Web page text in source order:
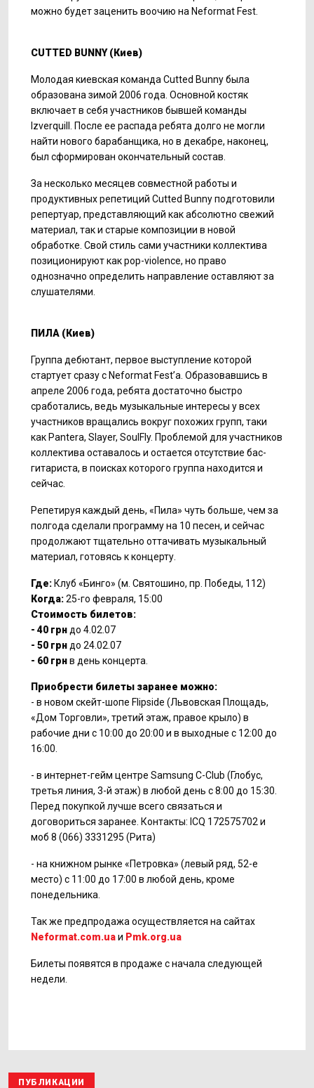
можно будет заценить воочию на Neformat Fest.
CUTTED BUNNY (Киев)
Молодая киевская команда Cutted Bunny была
образована зимой 2006 года. Основной костяк
включает в себя участников бывшей команды
Izverquill. После ее распада ребята долго не могли
найти нового барабанщика, но в декабре, наконец,
был сформирован окончательный состав.
За несколько месяцев совместной работы и
продуктивных репетиций Cutted Bunny подготовили
репертуар, представляющий как абсолютно свежий
материал, так и старые композиции в новой
обработке. Свой стиль сами участники коллектива
позиционируют как pop-violence, но право
однозначно определить направление оставляют за
слушателями.
ПИЛА (Киев)
Группа дебютант, первое выступление которой
стартует сразу с Neformat Fest’a. Образовавшись в
апреле 2006 года, ребята достаточно быстро
сработались, ведь музыкальные интересы у всех
участников вращались вокруг похожих групп, таки
как Pantera, Slayer, SoulFly. Проблемой для участников
коллектива оставалось и остается отсутствие бас-
гитариста, в поисках которого группа находится и
сейчас.
Репетируя каждый день, «Пила» чуть больше, чем за
полгода сделали программу на 10 песен, и сейчас
продолжают тщательно оттачивать музыкальный
материал, готовясь к концерту.
Где: Клуб «Бинго» (м. Святошино, пр. Победы, 112)
Когда:25-го февраля, 15:00
Стоимость билетов:
- 40 грн до 4.02.07
- 50 грн до 24.02.07
- 60 грнв день концерта.
Приобрести билеты заранее можно:
- в новом скейт-шопе Flipside (Львовская Площадь,
«Дом Торговли», третий этаж, правое крыло) в
рабочие дни с 10:00 до 20:00 и в выходные с 12:00 до
16:00.
- в интернет-гейм центре Samsung C-Club (Глобус,
третья линия, 3-й этаж) в любой день с 8:00 до 15:30.
Перед покупкой лучше всего связаться и
договориться заранее. Контакты: ICQ 172575702 и
моб 8 (066) 3331295 (Рита)
- на книжном рынке «Петровка» (левый ряд, 52-е
место) с 11:00 до 17:00 в любой день, кроме
понедельника.
Так же предпродажа осуществляется на сайтах
Neformat.com.uaи Pmk.org.ua
Билеты появятся в продаже с начала следующей
недели.
ПУБЛИКАЦИИ